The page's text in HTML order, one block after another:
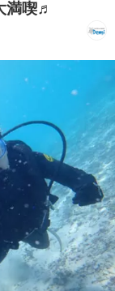
満喫♬